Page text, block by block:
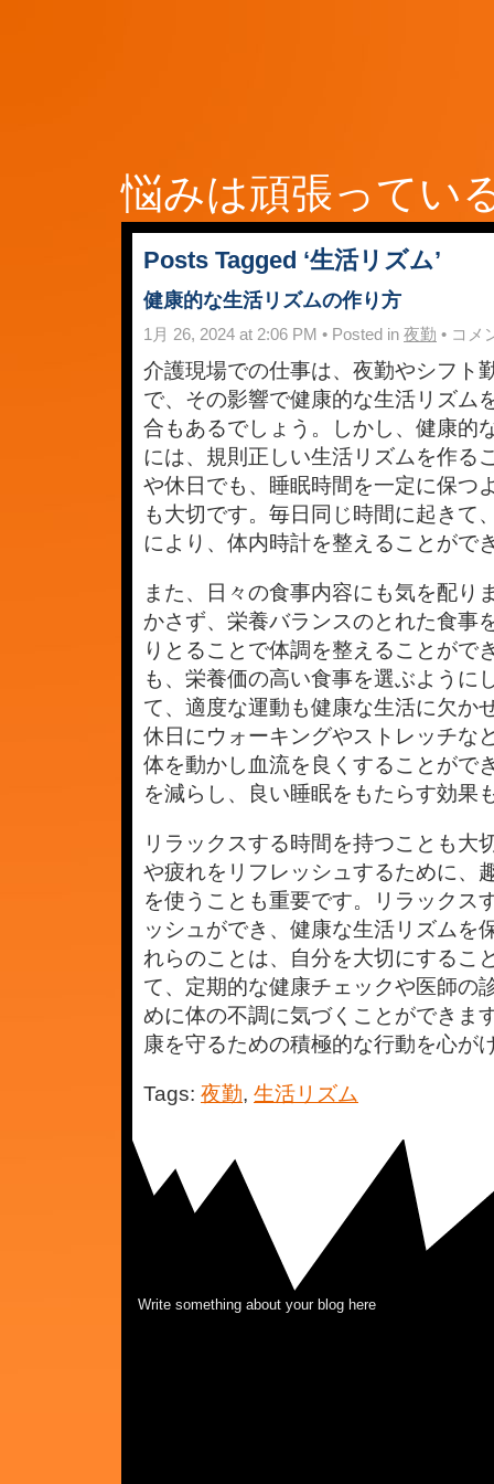
悩みは頑張ってい
Posts Tagged ‘生活リズム’
健康的な生活リズムの作り方
1月 26, 2024 at 2:06 PM • Posted in 夜勤 • 健
的
生
リ
ム
の
作
り
は
コメ
介護現場での仕事は、夜勤やシフト
で、その影響で健康的な生活リズム
合もあるでしょう。しかし、健康的
には、規則正しい生活リズムを作る
や休日でも、睡眠時間を一定に保つ
も大切です。毎日同じ時間に起きて
により、体内時計を整えることがで
また、日々の食事内容にも気を配り
かさず、栄養バランスのとれた食事
りとることで体調を整えることがで
も、栄養価の高い食事を選ぶように
て、適度な運動も健康な生活に欠か
休日にウォーキングやストレッチな
体を動かし血流を良くすることがで
を減らし、良い睡眠をもたらす効果
リラックスする時間を持つことも大
や疲れをリフレッシュするために、
を使うことも重要です。リラックス
ッシュができ、健康な生活リズムを
れらのことは、自分を大切にするこ
て、定期的な健康チェックや医師の
めに体の不調に気づくことができま
康を守るための積極的な行動を心が
Tags: 夜勤, 生活リズム
Write something about your blog here